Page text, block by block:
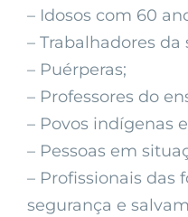
– Idosos com 60
– Trabalhadores da
– Puérperas;
– Professores do
– Povos indígenas
– Pessoas em
– Profissionais das
segurança e